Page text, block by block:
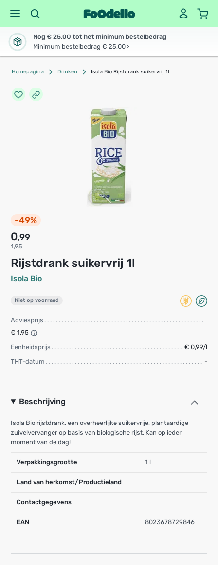
Nog € 25,00 tot het minimum bestelbedrag
Minimum bestelbedrag € 25,00 ›
Homepagina Drinken Isola Bio Rijstdrank suikervrij 1l
-49%
Rijstdrank suikervrij 1l
Isola Bio
0,99
1,95
Niet op voorraad
Adviesprijs
€ 1,95
Eenheidsprijs
€ 0,99/l
THT-datum
-
Beschrijving
Isola Bio rijstdrank, een overheerlijke suikervrije, plantaardige
zuivelvervanger op basis van biologische rijst. Kan op ieder
moment van de dag!
Verpakkingsgrootte 1 l
Land van herkomst/Productieland
Contactgegevens
EAN 8023678729846